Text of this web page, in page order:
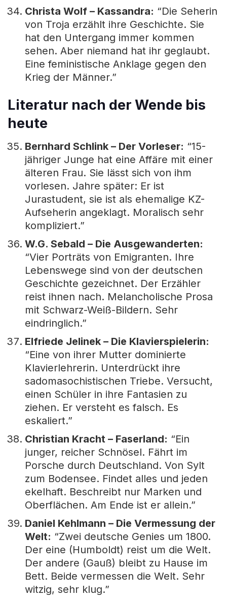
Christa Wolf – Kassandra: “Die Seherin
von Troja erzählt ihre Geschichte. Sie
hat den Untergang immer kommen
sehen. Aber niemand hat ihr geglaubt.
Eine feministische Anklage gegen den
Krieg der Männer.”
Literatur nach der Wende bis
heute
Bernhard Schlink – Der Vorleser: “15-
jähriger Junge hat eine Affäre mit einer
älteren Frau. Sie lässt sich von ihm
vorlesen. Jahre später: Er ist
Jurastudent, sie ist als ehemalige KZ-
Aufseherin angeklagt. Moralisch sehr
kompliziert.”
W.G. Sebald – Die Ausgewanderten:
“Vier Porträts von Emigranten. Ihre
Lebenswege sind von der deutschen
Geschichte gezeichnet. Der Erzähler
reist ihnen nach. Melancholische Prosa
mit Schwarz-Weiß-Bildern. Sehr
eindringlich.”
Elfriede Jelinek – Die Klavierspielerin:
“Eine von ihrer Mutter dominierte
Klavierlehrerin. Unterdrückt ihre
sadomasochistischen Triebe. Versucht,
einen Schüler in ihre Fantasien zu
ziehen. Er versteht es falsch. Es
eskaliert.”
Christian Kracht – Faserland: “Ein
junger, reicher Schnösel. Fährt im
Porsche durch Deutschland. Von Sylt
zum Bodensee. Findet alles und jeden
ekelhaft. Beschreibt nur Marken und
Oberflächen. Am Ende ist er allein.”
Daniel Kehlmann – Die Vermessung der
Welt: “Zwei deutsche Genies um 1800.
Der eine (Humboldt) reist um die Welt.
Der andere (Gauß) bleibt zu Hause im
Bett. Beide vermessen die Welt. Sehr
witzig, sehr klug.”